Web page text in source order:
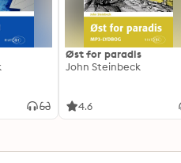
Øst for paradis
John Steinbeck
4.6